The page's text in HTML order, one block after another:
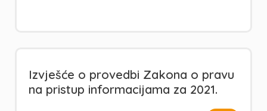
Izvješće o provedbi Zakona o pravu
na pristup informacijama za 2021.